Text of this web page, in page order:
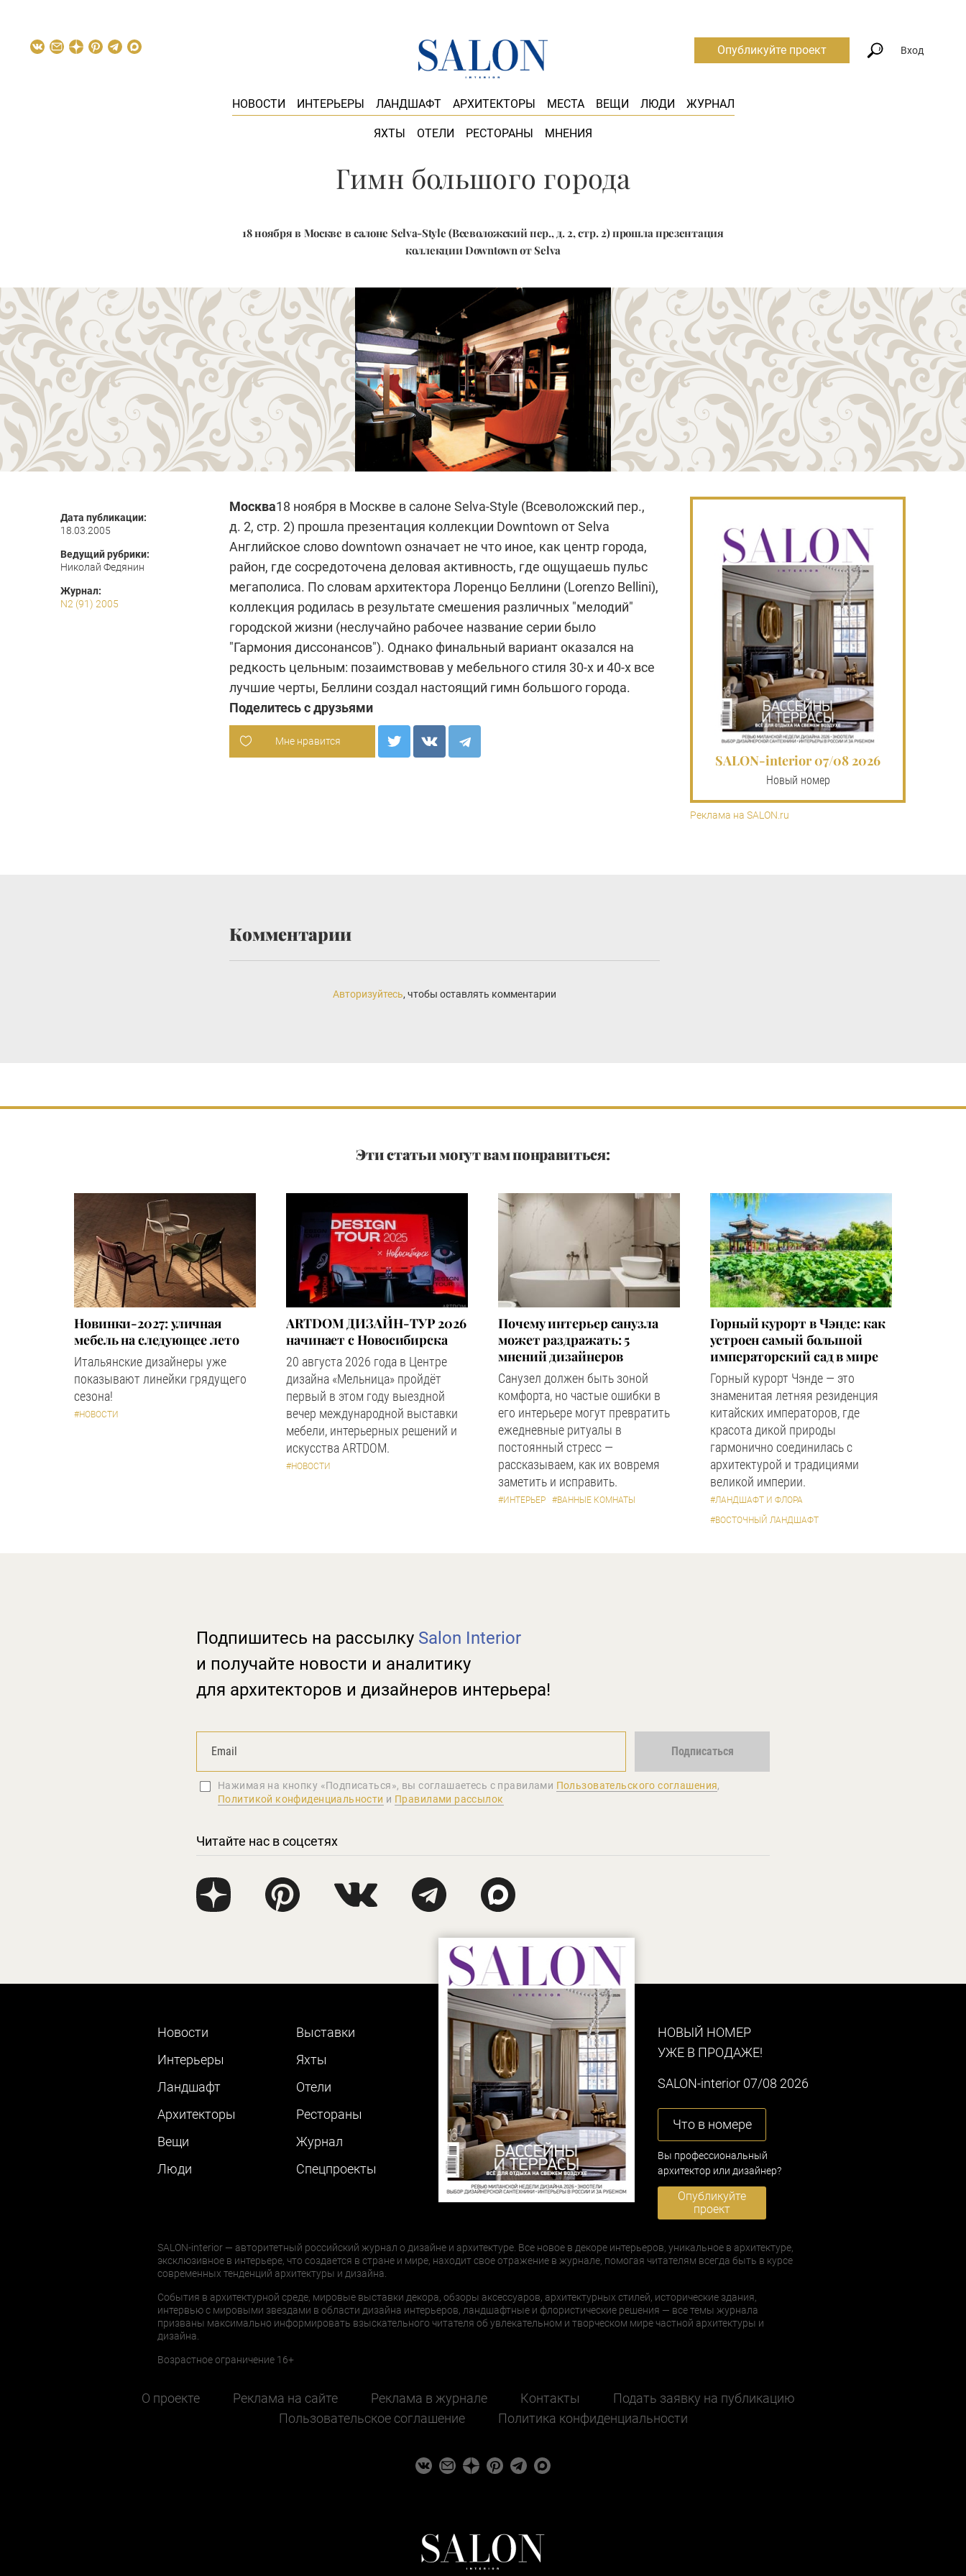
НОВОСТИ ИНТЕРЬЕРЫ ЛАНДШАФТ АРХИТЕКТОРЫ МЕСТА ВЕЩИ ЛЮДИ ЖУРНАЛ
ЯХТЫ ОТЕЛИ РЕСТОРАНЫ МНЕНИЯ
Опубликуйте проект Вход
Гимн большого города
18 ноября в Москве в салоне Selva-Style (Всеволожский пер., д. 2, стр. 2) прошла презентация
коллекции Downtown от Selva
Дата публикации:
18.03.2005
Ведущий рубрики:
Николай Федянин
Журнал:
N2 (91) 2005
Москва18 ноября в Москве в салоне Selva-Style (Всеволожский пер.,
д. 2, стр. 2) прошла презентация коллекции Downtown от Selva
Английское слово downtown означает не что иное, как центр города,
район, где сосредоточена деловая активность, где ощущаешь пульс
мегаполиса. По словам архитектора Лоренцо Беллини (Lorenzo Bellini),
коллекция родилась в результате смешения различных "мелодий"
городской жизни (неслучайно рабочее название серии было
"Гармония диссонансов"). Однако финальный вариант оказался на
редкость цельным: позаимствовав у мебельного стиля 30-х и 40-х все
лучшие черты, Беллини создал настоящий гимн большого города.
Поделитесь с друзьями
Мне нравится
SALON-interior 07/08 2026
Новый номер
Реклама на SALON.ru
Комментарии
Авторизуйтесь, чтобы оставлять комментарии
Эти статьи могут вам понравиться:
Новинки-2027: уличная
мебель на следующее лето
Итальянские дизайнеры уже
показывают линейки грядущего
сезона!
#НОВОСТИ
ARTDOM ДИЗАЙН-ТУР 2026
начинает с Новосибирска
20 августа 2026 года в Центре
дизайна «Мельница» пройдёт
первый в этом году выездной
вечер международной выставки
мебели, интерьерных решений и
искусства ARTDOM.
#НОВОСТИ
Почему интерьер санузла
может раздражать: 5
мнений дизайнеров
Санузел должен быть зоной
комфорта, но частые ошибки в
его интерьере могут превратить
ежедневные ритуалы в
постоянный стресс —
рассказываем, как их вовремя
заметить и исправить.
#ИНТЕРЬЕР #ВАННЫЕ КОМНАТЫ
Горный курорт в Чэнде: как
устроен самый большой
императорский сад в мире
Горный курорт Чэнде — это
знаменитая летняя резиденция
китайских императоров, где
красота дикой природы
гармонично соединилась с
архитектурой и традициями
великой империи.
#ЛАНДШАФТ И ФЛОРА
#ВОСТОЧНЫЙ ЛАНДШАФТ
Подпишитесь на рассылку Salon Interior
и получайте новости и аналитику
для архитекторов и дизайнеров интерьера!
Подписаться
Нажимая на кнопку «Подписаться», вы соглашаетеcь с правилами Пользовательского соглашения,
Политикой конфиденциальности и Правилами рассылок
Читайте нас в соцсетях
Новости
Интерьеры
Ландшафт
Архитекторы
Вещи
Люди
Выставки
Яхты
Отели
Рестораны
Журнал
Cпецпроекты
НОВЫЙ НОМЕР
УЖЕ В ПРОДАЖЕ!
SALON-interior 07/08 2026
Что в номере
Вы профессиональный
архитектор или дизайнер?
Опубликуйте
проект
SALON-interior — авторитетный российский журнал о дизайне и архитектуре. Все новое в декоре интерьеров, уникальное в архитектуре,
эксклюзивное в интерьере, что создается в стране и мире, находит свое отражение в журнале, помогая читателям всегда быть в курсе
современных тенденций архитектуры и дизайна.
События в архитектурной среде, мировые выставки декора, обзоры аксессуаров, архитектурных стилей, исторические здания,
интервью с мировыми звездами в области дизайна интерьеров, ландшафтные и флористические решения — все темы журнала
призваны максимально информировать взыскательного читателя об увлекательном и творческом мире частной архитектуры и
дизайна.
Возрастное ограничение 16+
О проекте Реклама на сайте Реклама в журнале Контакты
Подать заявку на публикацию
Пользовательское соглашение
Политика конфиденциальности